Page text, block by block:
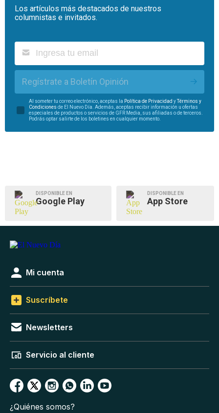
Los artículos más destacados de nuestros
columnistas e invitados.
Regístrate a Boletín Opinión
Al someter tu correo electrónico, aceptas la Política de Privacidad yTérminos y
Condiciones de El Nuevo Día. Además, aceptas recibir información u ofertas
especiales de productos o servicios de GFR Media, sus afiliadas o de terceros.
Podrás optar salirte de los boletines en cualquier momento.
DISPONIBLE EN
Google Play
DISPONIBLE EN
App Store
Mi cuenta
Suscríbete
Newsletters
Servicio al cliente
¿Quiénes somos?